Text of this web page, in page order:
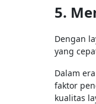
5.
Dengan
yang
Dalam
faktor
kualitas